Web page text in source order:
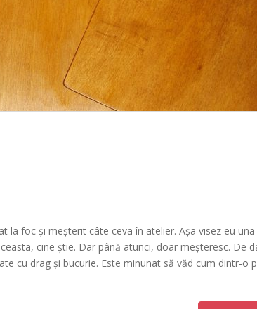
la foc și meșterit câte ceva în atelier. Așa visez eu una
cine știe. Dar până atunci, doar meșteresc. De
cu drag și bucurie. Este minunat să văd cum dintr-o